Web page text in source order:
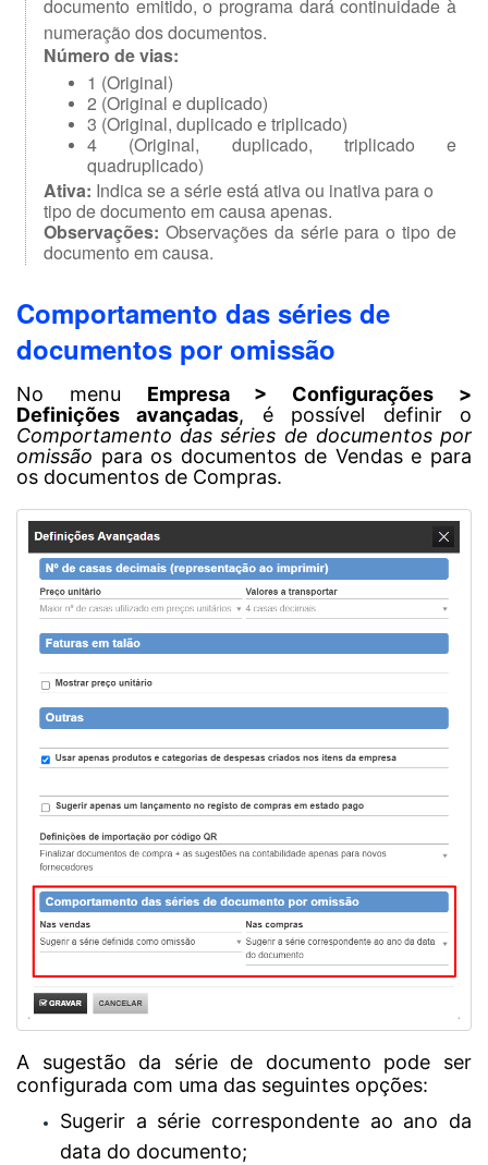
documento emitido, o programa dará continuidade à
numeração dos documentos.
Número de vias:
1 (Original)
2 (Original e duplicado)
3 (Original, duplicado e triplicado)
4 (Original, duplicado, triplicado e
quadruplicado)
Ativa: Indica se a série está ativa ou inativa para o
tipo de documento em causa apenas.
Observações: Observações da série para o tipo de
documento em causa.
Comportamento das séries de
documentos por omissão
No menu Empresa > Configurações >
Definições avançadas, é possível definir o
Comportamento das séries de documentos por
omissão para os documentos de Vendas e para
os documentos de Compras.
A sugestão da série de documento pode ser
configurada com uma das seguintes opções:
Sugerir a série correspondente ao ano da
data do documento;